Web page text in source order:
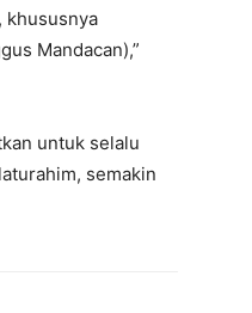
khususnya
Mandacan),”
untuk selalu
semakin